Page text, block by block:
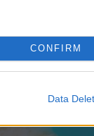
CONFIRM
Data